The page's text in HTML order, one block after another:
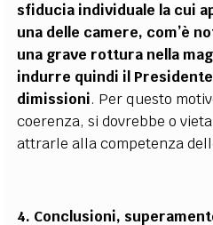
sfiducia individuale la cui
una delle camere, com’è
una grave rottura nella
indurre quindi il
dimissioni. Per questo
coerenza, si dovrebbe o
attrarle alla competenza
4. Conclusioni,